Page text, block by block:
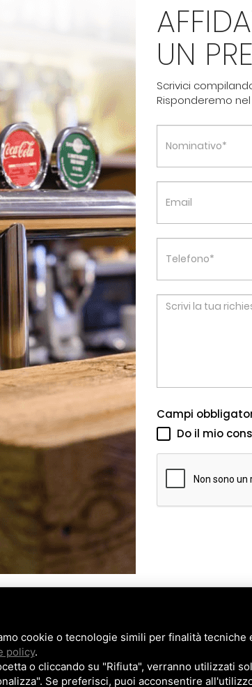
UN
Scrivici
Risponderemo
Campi
Do il mio
cookie o tecnologie simili per finalità tecniche
policy.
o cliccando su "Rifiuta", verranno utilizzati
Se preferisci, puoi acconsentire
VINI
PER BAR
NEGOZI
CHI SIAMO
CONTATTI